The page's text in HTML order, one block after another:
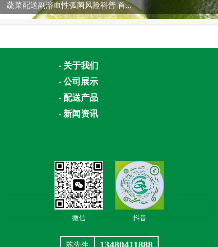
蔬菜配送副溶血性弧菌风险科普 首...
微信 抖音
苏先生 13480411888
关于我们
公司展示
配送产品
新闻资讯